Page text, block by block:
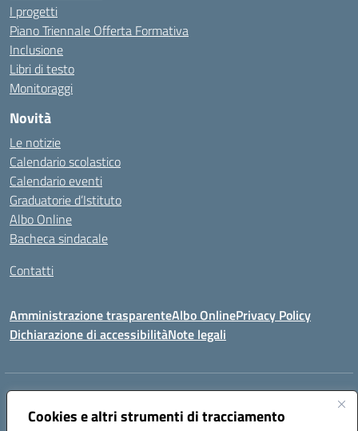
Cookies e altri strumenti di tracciamento
I progetti
Piano Triennale Offerta Formativa
Inclusione
Libri di testo
Monitoraggi
Novità
Le notizie
Calendario scolastico
Calendario eventi
Graduatorie d’Istituto
Albo Online
Bacheca sindacale
Contatti
Amministrazione trasparenteAlbo OnlinePrivacy Policy
Dichiarazione di accessibilitàNote legali
Indirizzo:
Centralino:0823944017 Email:ceic85400b@istruzione.it